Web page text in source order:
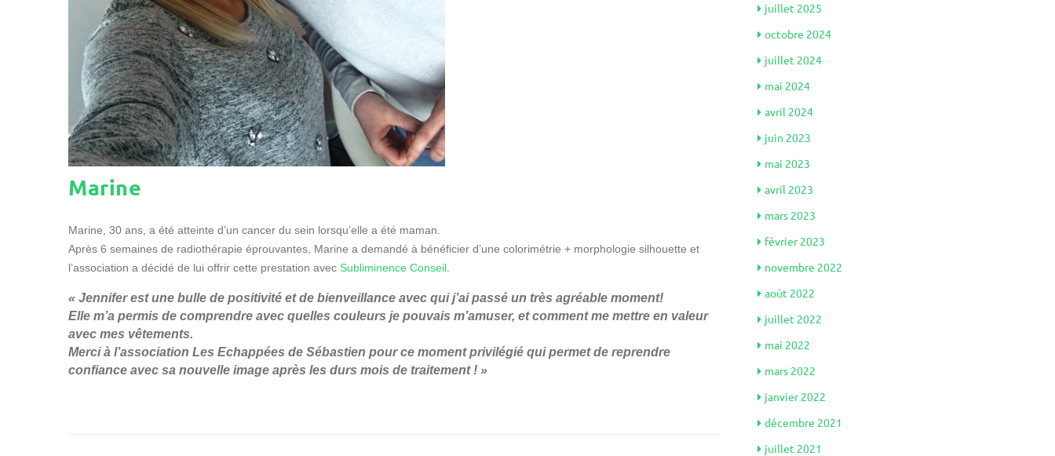
Marine
Marine, 30 ans, a été atteinte d’un cancer du sein lorsqu’elle a été maman.
Après 6 semaines de radiothérapie éprouvantes, Marine a demandé à bénéficier d’une colorimétrie + morphologie silhouette et
l’association a décidé de lui offrir cette prestation avec Subliminence Conseil
« Jennifer est une bulle de positivité et de bienveillance avec qui j’ai passé un très agréable moment!
Elle m’a permis de comprendre avec quelles couleurs je pouvais m’amuser, et comment me mettre en valeur
avec mes vêtements.
Merci à l’association Les Echappées de Sébastien pour ce moment privilégié qui permet de reprendre
confiance avec sa nouvelle image après les durs mois de traitement ! »
juillet 2025
octobre 2024
juillet 2024
mai 2024
avril 2024
juin 2023
mai 2023
avril 2023
mars 2023
février 2023
novembre 2022
août 2022
juillet 2022
mai 2022
mars 2022
janvier 2022
décembre 2021
juillet 2021